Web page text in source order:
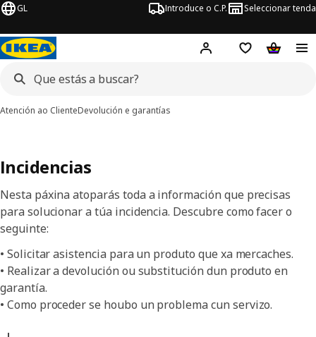
GL Introduce o C.P. Seleccionar tenda
Hej! Iniciar sesión
Lista deCarriño
Atención ao ClienteDevolución e garantías
Incidencias
Nesta páxina atoparás toda a información que precisas
para solucionar a túa incidencia. Descubre como facer o
seguinte:
• Solicitar asistencia para un produto que xa mercaches.
• Realizar a devolución ou substitución dun produto en
garantía.
• Como proceder se houbo un problema cun servizo.